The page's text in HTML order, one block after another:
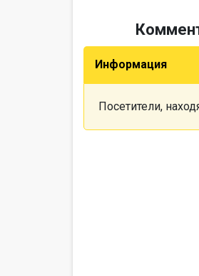
Информация
Посетители,